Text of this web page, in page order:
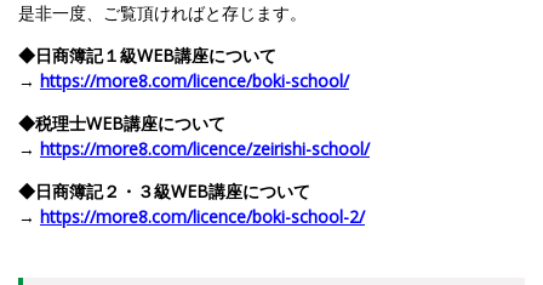
是非一度、ご覧頂ければと存じます。
◆日商簿記１級WEB講座について
→ https://more8.com/licence/boki-school/
◆税理士WEB講座について
→ https://more8.com/licence/zeirishi-school/
◆日商簿記２・３級WEB講座について
→ https://more8.com/licence/boki-school-2/